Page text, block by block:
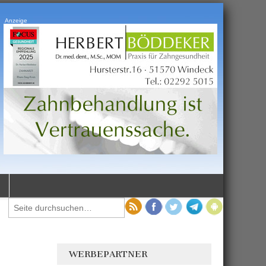
Anzeige
WERBEPARTNER